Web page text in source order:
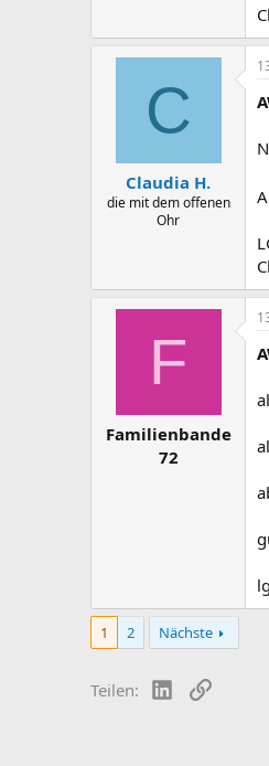
C
Claudia H.
die mit dem offenen
Ohr
F
Familienbande
72
1 2 Nächste
Teilen: LinkedIn
Link